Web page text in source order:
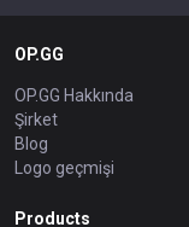
OP.GG
OP.GG Hakkında
Şirket
Blog
Logo geçmişi
Products